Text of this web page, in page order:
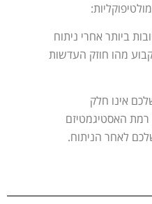
ביותר אחרי ניתוח
מהו חוזק העדשות
אינו חלק
רמת האסטיגמטיזם
לאחר הניתוח.